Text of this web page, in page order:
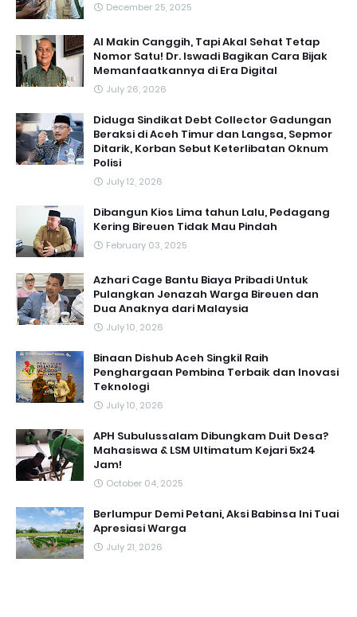
December 25, 2025
AI Makin Canggih, Tapi Akal Sehat Tetap
Nomor Satu! Dr. Iswadi Bagikan Cara Bijak
Memanfaatkannya di Era Digital
July 26, 2026
Diduga Sindikat Debt Collector Gadungan
Beraksi di Aceh Timur dan Langsa, Sepmor
Ditarik, Korban Sebut Keterlibatan Oknum
Polisi
July 12, 2026
Dibangun Kios Lima tahun Lalu, Pedagang
Kering Bireuen Tidak Mau Pindah
February 03, 2025
Azhari Cage Bantu Biaya Pribadi Untuk
Pulangkan Jenazah Warga Bireuen dan
Dua Anaknya dari Malaysia
July 10, 2026
Binaan Dishub Aceh Singkil Raih
Penghargaan Pembina Terbaik dan Inovasi
Teknologi
July 10, 2026
APH Subulussalam Dibungkam Duit Desa?
Mahasiswa & LSM Ultimatum Kejari 5x24
Jam!
October 04, 2025
Berlumpur Demi Petani, Aksi Babinsa Ini Tuai
Apresiasi Warga
July 21, 2026